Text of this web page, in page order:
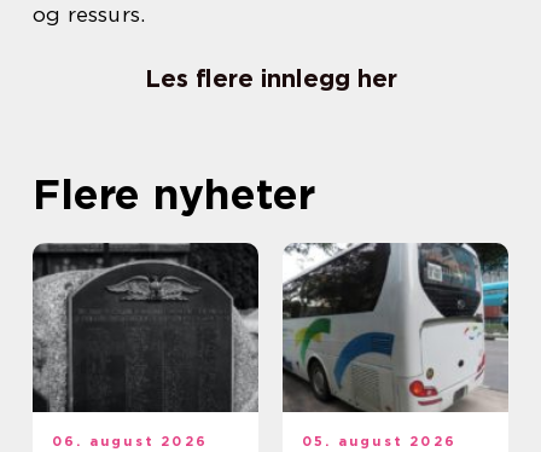
og ressurs.
Les flere innlegg her
Flere nyheter
06. august 2026 05. august 2026